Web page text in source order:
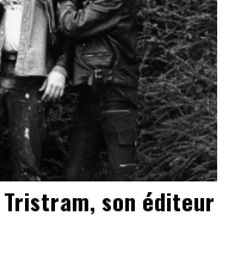
son éditeur